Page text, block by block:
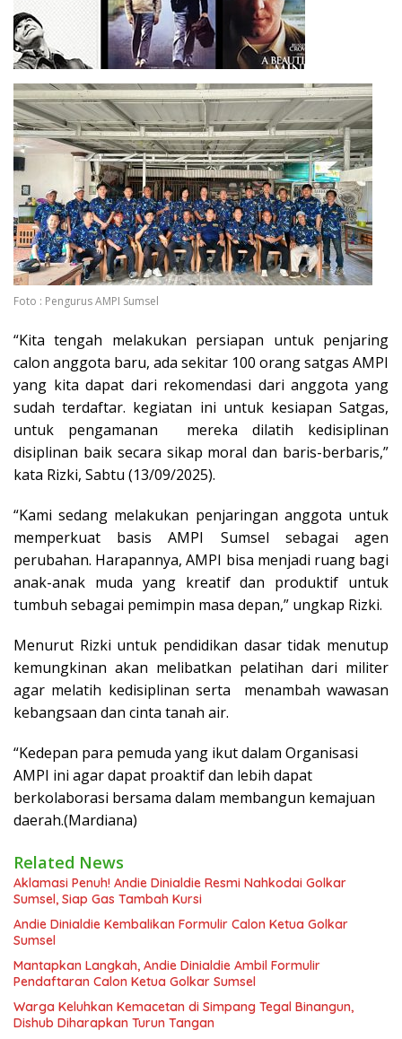
Foto : Pengurus AMPI Sumsel
“Kita tengah melakukan persiapan untuk penjaring
calon anggota baru, ada sekitar 100 orang satgas AMPI
yang kita dapat dari rekomendasi dari anggota yang
sudah terdaftar. kegiatan ini untuk kesiapan Satgas,
untuk pengamanan mereka dilatih kedisiplinan
disiplinan baik secara sikap moral dan baris-berbaris,”
kata Rizki, Sabtu (13/09/2025).
“Kami sedang melakukan penjaringan anggota untuk
memperkuat basis AMPI Sumsel sebagai agen
perubahan. Harapannya, AMPI bisa menjadi ruang bagi
anak-anak muda yang kreatif dan produktif untuk
tumbuh sebagai pemimpin masa depan,” ungkap Rizki.
Menurut Rizki untuk pendidikan dasar tidak menutup
kemungkinan akan melibatkan pelatihan dari militer
agar melatih kedisiplinan serta menambah wawasan
kebangsaan dan cinta tanah air.
“Kedepan para pemuda yang ikut dalam Organisasi
AMPI ini agar dapat proaktif dan lebih dapat
berkolaborasi bersama dalam membangun kemajuan
daerah.(Mardiana)
Related News
Aklamasi Penuh! Andie Dinialdie Resmi Nahkodai Golkar
Sumsel, Siap Gas Tambah Kursi
Andie Dinialdie Kembalikan Formulir Calon Ketua Golkar
Sumsel
Mantapkan Langkah, Andie Dinialdie Ambil Formulir
Pendaftaran Calon Ketua Golkar Sumsel
Warga Keluhkan Kemacetan di Simpang Tegal Binangun,
Dishub Diharapkan Turun Tangan